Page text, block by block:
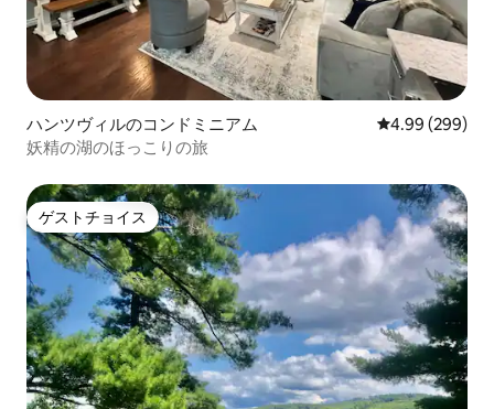
ハンツヴィルのコンドミニアム レビュー299
4.99 (299)
妖精の湖のほっこりの旅
ゲストチョイス
ゲストチョイス